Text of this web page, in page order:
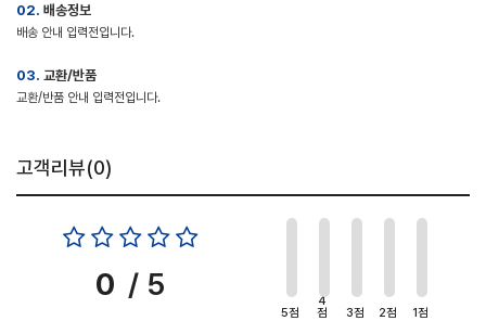
02. 배송정보
배송 안내 입력전입니다.
03. 교환/반품
교환/반품 안내 입력전입니다.
고객리뷰(0)
0 / 5
5점
4
점
3점 2점 1점